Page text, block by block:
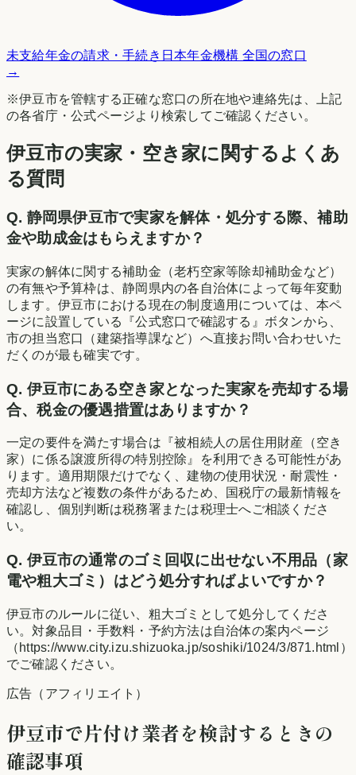
未支給年金の請求・手続き 日本年金機構 全国の窓口
→
※伊豆市を管轄する正確な窓口の所在地や連絡先は、上記
の各省庁・公式ページより検索してご確認ください。
伊豆市の実家・空き家に関するよくあ
る質問
Q. 静岡県伊豆市で実家を解体・処分する際、補助
金や助成金はもらえますか？
実家の解体に関する補助金（老朽空家等除却補助金など）
の有無や予算枠は、静岡県内の各自治体によって毎年変動
します。伊豆市における現在の制度適用については、本ペ
ージに設置している『公式窓口で確認する』ボタンから、
市の担当窓口（建築指導課など）へ直接お問い合わせいた
だくのが最も確実です。
Q. 伊豆市にある空き家となった実家を売却する場
合、税金の優遇措置はありますか？
一定の要件を満たす場合は『被相続人の居住用財産（空き
家）に係る譲渡所得の特別控除』を利用できる可能性があ
ります。適用期限だけでなく、建物の使用状況・耐震性・
売却方法など複数の条件があるため、国税庁の最新情報を
確認し、個別判断は税務署または税理士へご相談くださ
い。
Q. 伊豆市の通常のゴミ回収に出せない不用品（家
電や粗大ゴミ）はどう処分すればよいですか？
伊豆市のルールに従い、粗大ゴミとして処分してくださ
い。対象品目・手数料・予約方法は自治体の案内ページ
（https://www.city.izu.shizuoka.jp/soshiki/1024/3/871.html）
でご確認ください。
広告（アフィリエイト）
伊豆市で片付け業者を検討するときの
確認事項